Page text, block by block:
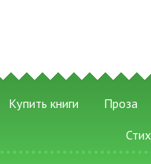
Купить книги
Проза